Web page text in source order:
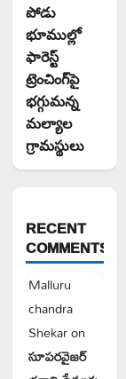
పోడు
భూముల్లో
ఫారెస్ట్
ట్రెంచింగ్‌పై
భగ్గుమన్న
మల్యాల
గ్రామస్థులు
RECENT
COMMENTS
Malluru
chandra
Shekaron
సూపరవైజర్